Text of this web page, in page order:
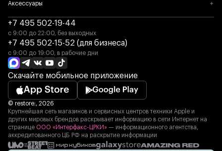
Аксессуары
Скачайте мобильное приложение
+7 495 502-19-44
с 9:00 до 22:00, без выходных
+7 495 502-15-52 (для бизнеса)
с 9:00 до 19:00, в рабочие дни
© restore:, 2026
Крупнейшая сеть магазинов и сервисных центров техники Apple и
других мировых брендов раскрывает информацию в сети Интернет на
странице ООО «Интерфакс-ЦРКИ» — информационного агентства,
аккредитованного ЦБ РФ на раскрытие информации